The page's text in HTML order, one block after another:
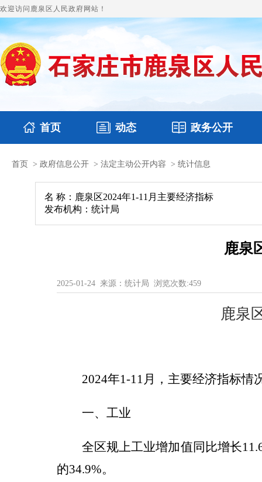
欢迎访问鹿泉区人民政府网站！
首页 动态
国务要闻 鹿泉要闻 图片新闻
政务公开
本区文件 财政预决算
首页 > 政府信息公开 > 法定主动公开内容 > 统计信息
名 称：鹿泉区2024年1-11月主要经济指标
发布机构：统计局
鹿泉
2025-01-24 来源：统计局 浏览次数:459
鹿泉
2024年1-11月 ， 主要经济指标情
一、 工业
全区规上工业增加值同比增长
的34.9%。